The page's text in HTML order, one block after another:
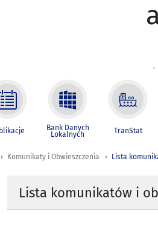
Bank Danych
Lokalnych TranStat
Komunikaty i Obwieszczenia Lista
Lista komunikatów i